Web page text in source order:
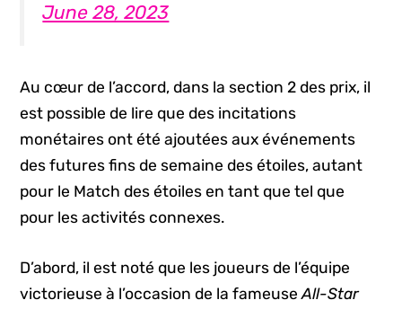
June 28, 2023
Au cœur de l’accord, dans la section 2 des prix, il
est possible de lire que des incitations
monétaires ont été ajoutées aux événements
des futures fins de semaine des étoiles, autant
pour le Match des étoiles en tant que tel que
pour les activités connexes.
D’abord, il est noté que les joueurs de l’équipe
victorieuse à l’occasion de la fameuseAll-Star